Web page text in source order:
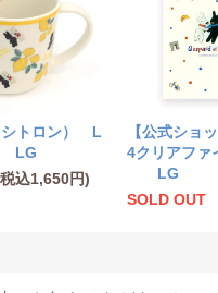
トロン） L
LG
込1,650円)
【公式ショ
4クリアファ
LG
SOLD OUT